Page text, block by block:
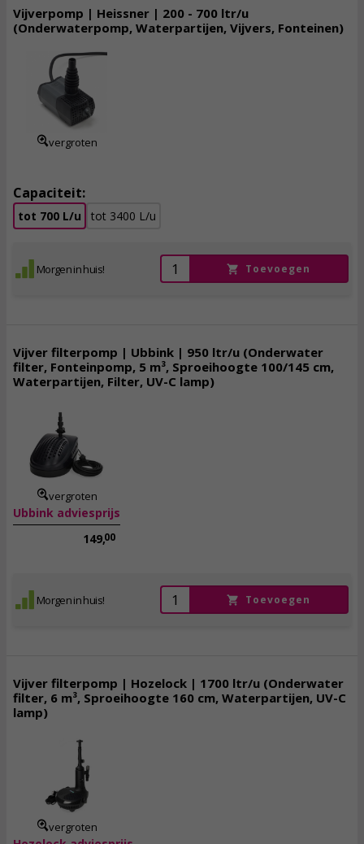
Vijverpomp | Heissner | 200 - 700 ltr/u
(Onderwaterpomp, Waterpartijen, Vijvers, Fonteinen)
vergroten
Capaciteit:
tot 700 L/u tot 3400 L/u
Morgen in huis! Toevoegen
Vijver filterpomp | Ubbink | 950 ltr/u (Onderwater
filter, Fonteinpomp, 5 m³, Sproeihoogte 100/145 cm,
Waterpartijen, Filter, UV-C lamp)
vergroten
Ubbink adviesprijs
149,00
Morgen in huis! Toevoegen
Vijver filterpomp | Hozelock | 1700 ltr/u (Onderwater
filter, 6 m³, Sproeihoogte 160 cm, Waterpartijen, UV-C
lamp)
vergroten